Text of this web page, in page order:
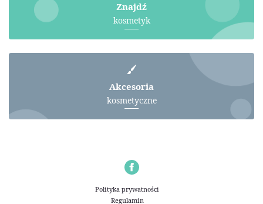
Znajdź
kosmetyk
Akcesoria
kosmetyczne
Polityka prywatności
Regulamin